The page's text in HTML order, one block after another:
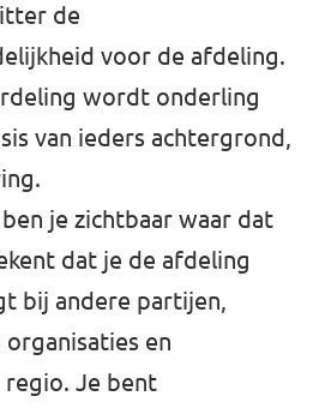
de
voor de afdeling.
wordt onderling
van ieders achtergrond,
je zichtbaar waar dat
dat je de afdeling
bij andere partijen,
organisaties en
Je bent